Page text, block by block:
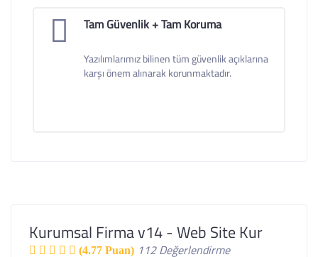
Tam Güvenlik + Tam Koruma
Yazılımlarımız bilinen tüm güvenlik açıklarına
karşı önem alınarak korunmaktadır.
Kurumsal Firma v14 - Web Site Kur
(4.77 Puan) 112 Değerlendirme